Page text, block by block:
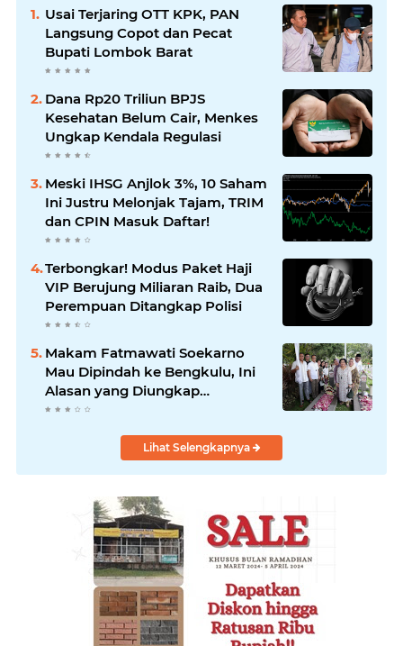
Usai Terjaring OTT KPK, PAN
Langsung Copot dan Pecat
Bupati Lombok Barat
Dana Rp20 Triliun BPJS
Kesehatan Belum Cair, Menkes
Ungkap Kendala Regulasi
Meski IHSG Anjlok 3%, 10 Saham
Ini Justru Melonjak Tajam, TRIM
dan CPIN Masuk Daftar!
Terbongkar! Modus Paket Haji
VIP Berujung Miliaran Raib, Dua
Perempuan Ditangkap Polisi
Makam Fatmawati Soekarno
Mau Dipindah ke Bengkulu, Ini
Alasan yang Diungkap
Gubernur
Lihat Selengkapnya